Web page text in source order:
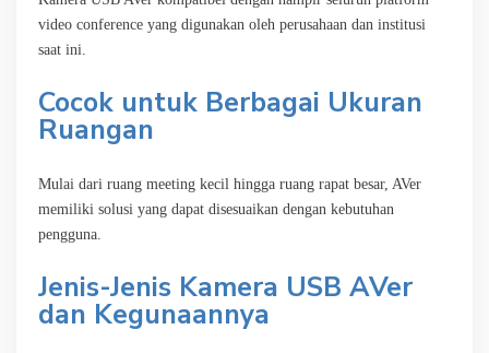
video conference yang digunakan oleh perusahaan dan institusi
saat ini.
Cocok untuk Berbagai Ukuran
Ruangan
Mulai dari ruang meeting kecil hingga ruang rapat besar, AVer
memiliki solusi yang dapat disesuaikan dengan kebutuhan
pengguna.
Jenis-Jenis Kamera USB AVer
dan Kegunaannya